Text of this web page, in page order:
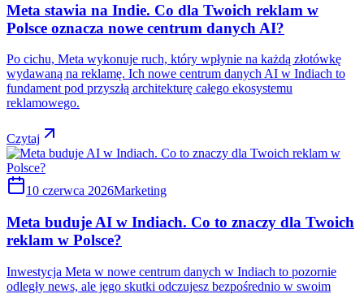
Meta stawia na Indie. Co dla Twoich reklam w
Polsce oznacza nowe centrum danych AI?
Po cichu, Meta wykonuje ruch, który wpłynie na każdą złotówkę
wydawaną na reklamę. Ich nowe centrum danych AI w Indiach to
fundament pod przyszłą architekturę całego ekosystemu
reklamowego.
Czytaj
10 czerwca 2026Marketing
Meta buduje AI w Indiach. Co to znaczy dla Twoich
reklam w Polsce?
Inwestycja Meta w nowe centrum danych w Indiach to pozornie
odległy news, ale jego skutki odczujesz bezpośrednio w swoim